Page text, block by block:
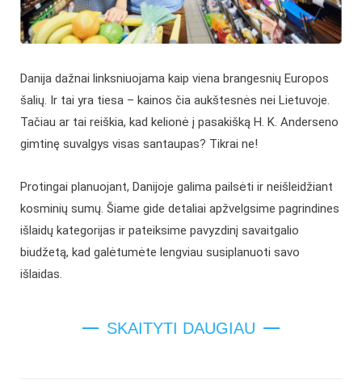
Danija dažnai linksniuojama kaip viena brangesnių Europos
šalių. Ir tai yra tiesa – kainos čia aukštesnės nei Lietuvoje.
Tačiau ar tai reiškia, kad kelionė į pasakišką H. K. Anderseno
gimtinę suvalgys visas santaupas? Tikrai ne!
Protingai planuojant, Danijoje galima pailsėti ir neišleidžiant
kosminių sumų. Šiame gide detaliai apžvelgsime pagrindines
išlaidų kategorijas ir pateiksime pavyzdinį savaitgalio
biudžetą, kad galėtumėte lengviau susiplanuoti savo
išlaidas.
SKAITYTI DAUGIAU